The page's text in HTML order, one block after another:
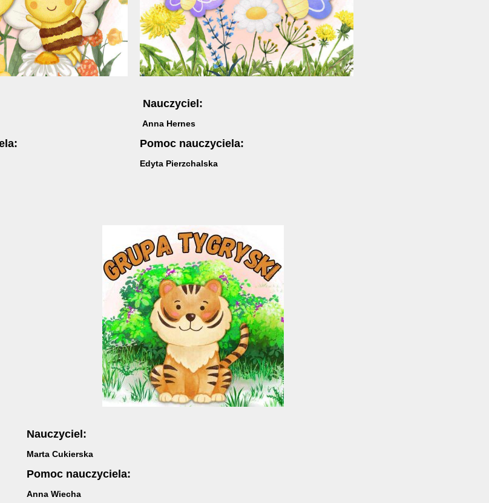
Nauczyciel:
Anna Hernes
Pomoc nauczyciela:
Edyta Pierzchalska
Nauczyciel:
Marta Cukierska
Pomoc nauczyciela:
Anna Wiecha